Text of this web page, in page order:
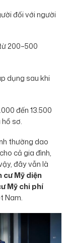
đối với người
200–500
dụng sau khi
đến 13.500
sơ.
thường dao
cả gia đình,
đây vẫn là
cư Mỹ diện
Mỹ chi phí
Nam.